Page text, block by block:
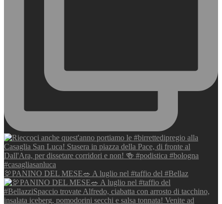
🦃PANINO DEL MESE🥗 A luglio nel #taffio del #Bellaz